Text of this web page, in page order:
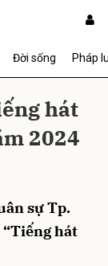
Đời sống Pháp
hát
2024
sự Tp.
hát